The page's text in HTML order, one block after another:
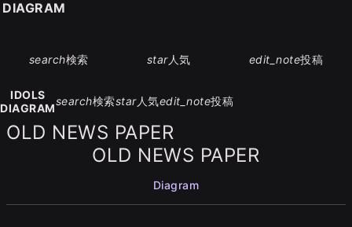
search検索 star人気 edit_note投稿
IDOLS
DIAGRAM
search検索star人気edit_note投稿
OLD NEWS PAPER
OLD NEWS PAPER
Diagram